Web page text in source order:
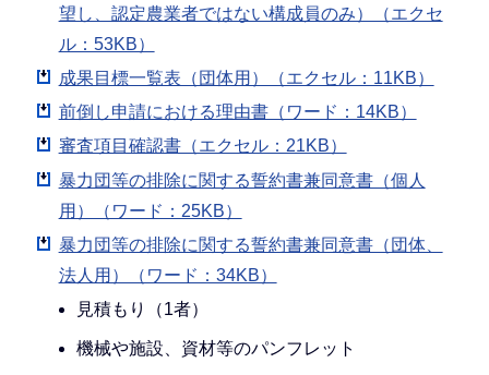
望し、認定農業者ではない構成員のみ）（エクセ
ル：53KB）
成果目標一覧表（団体用）（エクセル：11KB）
前倒し申請における理由書（ワード：14KB）
審査項目確認書（エクセル：21KB）
暴力団等の排除に関する誓約書兼同意書（個人
用）（ワード：25KB）
暴力団等の排除に関する誓約書兼同意書（団体、
法人用）（ワード：34KB）
見積もり（1者）
機械や施設、資材等のパンフレット